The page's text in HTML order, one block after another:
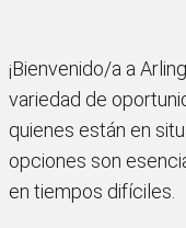
¡Bienvenido/a a
variedad de
quienes están en
opciones son
en tiempos difíciles.